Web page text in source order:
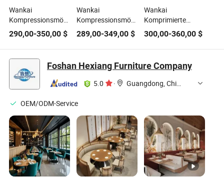
Wankai
Kompressionsmöbel
Wohnzimmer
komprimierter
Schaum moderner
Stoff modularer
Sofaset
290,00-350,00 $
Wankai
Kompressionsmöbel
Wohnzimmer
Luxusstoff
komprimiertes
modulares Sofaset
289,00-349,00$
Wankai
Komprimierte
Möbel
Europäisches
Modernes Zuhause
Sectional Stoff
Sofa Set
300,00-360,00$
Foshan Hexiang Furniture Company
5.0 · Guangdong, China
OEM/ODM-Service